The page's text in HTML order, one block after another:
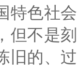
特色社
但不是
旧的、